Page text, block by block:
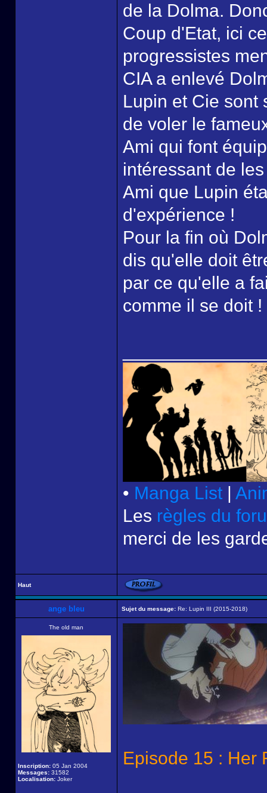
de la Dolma.
Coup d'Etat, ici
progressistes
CIA a enlevé
Lupin et Cie sont
de voler le
Ami qui font
intéressant de
Ami que Lupin
d'expérience !
Pour la fin où
dis qu'elle doit
par ce qu'elle a
comme il se doit !
• Manga List |
Les règles du
merci de les
Haut
ange bleu Sujet du message: Re: Lupin III (2015-2018)
The old man
Inscription: 05 Jan 2004
Messages: 31582
Localisation: Joker
Episode 15 : Her